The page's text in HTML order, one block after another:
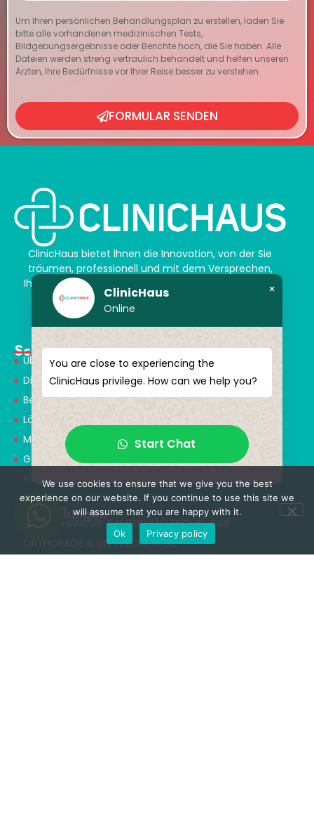
Um Ihren persönlichen Behandlungsplan zu erstellen, laden Sie
bitte alle vorhandenen medizinischen Tests,
Bildgebungsergebnisse oder Berichte hoch, die Sie haben. Alle
Dateien werden streng vertraulich behandelt und helfen unseren
Ärzten, Ihre Bedürfnisse vor Ihrer Reise besser zu verstehen.
FORMULAR SENDEN
ClinicHaus bietet Ihnen die Innovation, von der Sie
träumen, professionell und mit dem Versprechen,
Ihnen magische Akzente zu verleihen. Schenken Sie
sich selbst ein neues „Ich“.
Schnellmenü
Über Uns
Dienstleistungen
Behandlungen
Lösungspartner
Medical Consultants
Gesundheitstourismus
Blog
Behandlungen
NEUROCHIRURGIE & WIRBELSÄULENCHIRURGIE
ORTHOPÄDIE & UNFALLCHIRURGIE
ClinicHaus
Online
×
You are close to experiencing the
ClinicHaus privilege. How can we help you?
Start Chat
We use cookies to ensure that we give you the best
experience on our website. If you continue to use this site we
will assume that you are happy with it.
Ok
Privacy policy